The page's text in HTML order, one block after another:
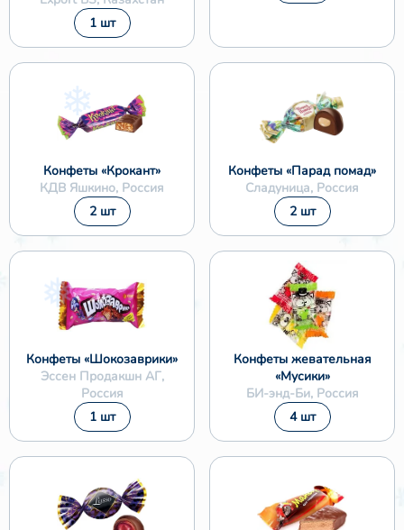
1 шт
Конфеты «Крокант»
КДВ Яшкино, Россия
2 шт
Конфеты «Парад помад»
Сладуница, Россия
2 шт
Конфеты «Шокозаврики»
Эссен Продакшн АГ,
Россия
1 шт
Конфеты жевательная
«Мусики»
БИ-энд-Би, Россия
4 шт